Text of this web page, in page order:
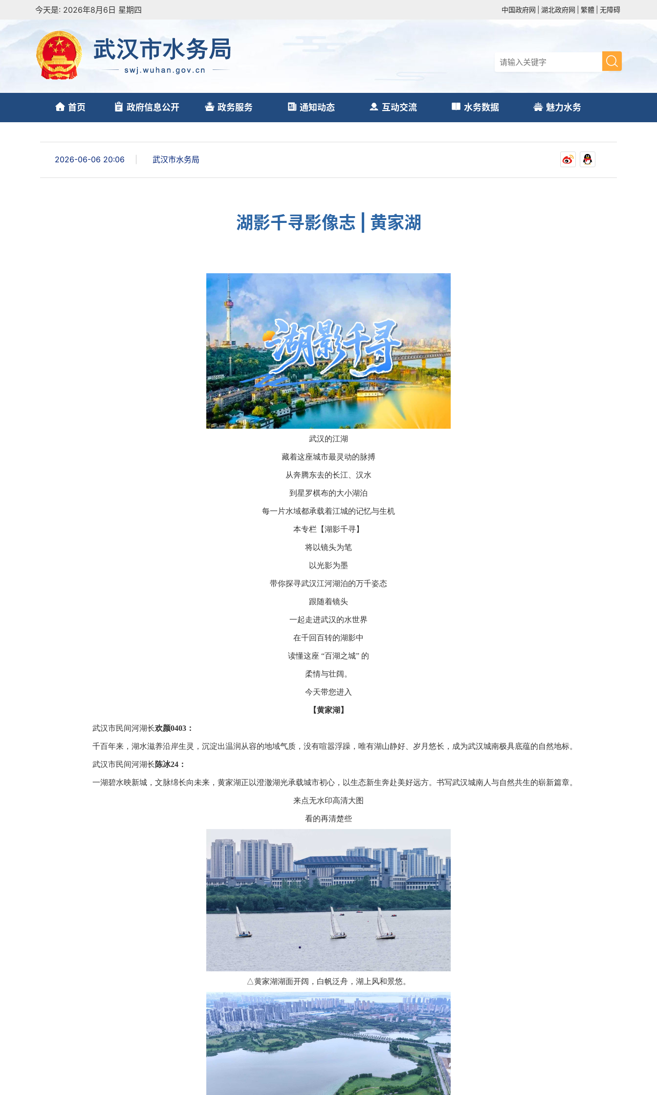
今天是: 2026年8月6日 星期四 中国政府网 湖北政府网 繁體 无障碍
首页 政府信息公开 政务服务 通知动态 互动交流 水务数据 魅力水务
2026-06-06 20:06 武汉市水务局
湖影千寻影像志 | 黄家湖
武汉的江湖
藏着这座城市最灵动的脉搏
从奔腾东去的长江、汉水
到星罗棋布的大小湖泊
每一片水域都承载着江城的记忆与生机
本专栏【湖影千寻】
将以镜头为笔
以光影为墨
带你探寻武汉江河湖泊的万千姿态
跟随着镜头
一起走进武汉的水世界
在千回百转的湖影中
读懂这座 “百湖之城” 的
柔情与壮阔。
今天带您进入
【黄家湖】
武汉市民间河湖长欢颜0403：
千百年来，湖水滋养沿岸生灵，沉淀出温润从容的地域气质，没有喧嚣浮躁，唯有湖山静好、岁月悠长，成为武汉城南极具底蕴的自然地标。
武汉市民间河湖长陈冰24：
一湖碧水映新城，文脉绵长向未来，黄家湖正以澄澈湖光承载城市初心，以生态新生奔赴美好远方。书写武汉城南人与自然共生的崭新篇章。
来点无水印高清大图
看的再清楚些
△黄家湖湖面开阔，白帆泛舟，湖上风和景悠。